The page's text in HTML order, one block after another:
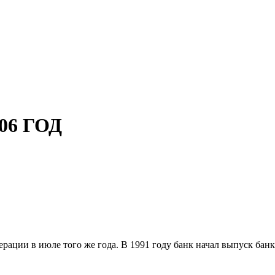
ГОД
в июле того же года. В 1991 году банк начал выпуск